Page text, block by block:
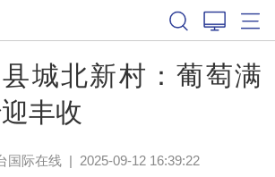
城北新村：葡萄满
丰收
国际在线| 2025-09-12 16:39:22